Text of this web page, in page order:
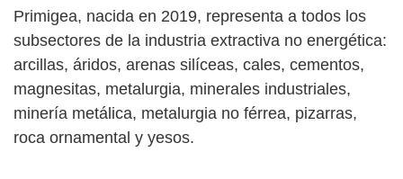
Primigea, nacida en 2019, representa a todos los
subsectores de la industria extractiva no energética:
arcillas, áridos, arenas silíceas, cales, cementos,
magnesitas, metalurgia, minerales industriales,
minería metálica, metalurgia no férrea, pizarras,
roca ornamental y yesos.